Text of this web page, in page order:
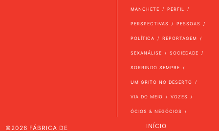
MANCHETE PERFIL
PERSPECTIVAS PESSOAS
POLÍTICA REPORTAGEM
SEXANÁLISE SOCIEDADE
SORRINDO SEMPRE
UM GRITO NO DESERTO
VIA DO MEIO VOZES
ÓCIOS & NEGÓCIOS
©2026 FÁBRICA DE INÍCIO